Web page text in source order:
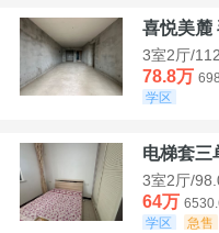
喜悦美麓
3室2厅/
78.8万
学区
电梯套三
3室2厅/
64万
学区
急售